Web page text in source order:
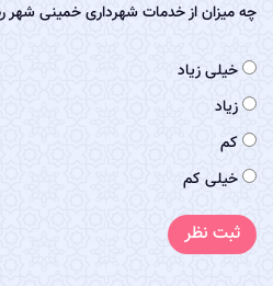
چه میزان از خدمات شهرداری خمینی شهر
خیلی زیاد
زیاد
کم
خیلی کم
ثبت نظر